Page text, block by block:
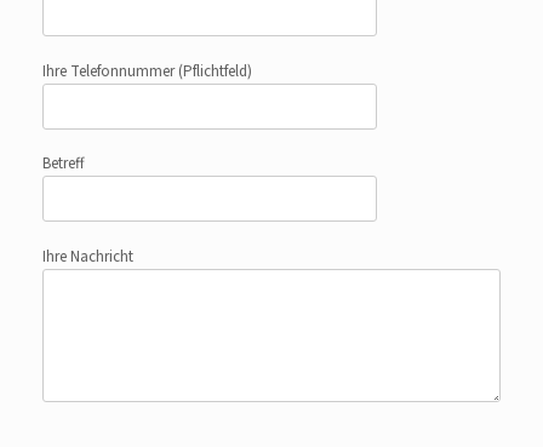
Ihre Telefonnummer(Pflichtfeld)
Betreff
Ihre Nachricht